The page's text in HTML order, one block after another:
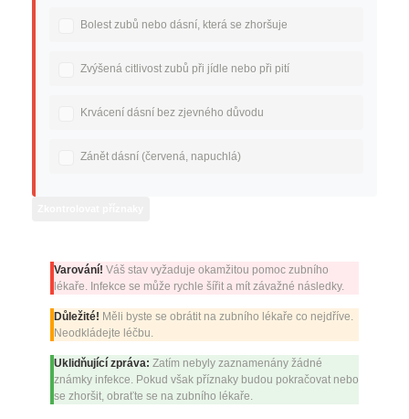
Bolest zubů nebo dásní, která se zhoršuje
Zvýšená citlivost zubů při jídle nebo při pití
Krvácení dásní bez zjevného důvodu
Zánět dásní (červená, napuchlá)
Varování! Váš stav vyžaduje okamžitou pomoc zubního
lékaře. Infekce se může rychle šířit a mít závažné následky.
Důležité! Měli byste se obrátit na zubního lékaře co nejdříve.
Neodkládejte léčbu.
Uklidňující zpráva: Zatím nebyly zaznamenány žádné
známky infekce. Pokud však příznaky budou pokračovat nebo
se zhoršit, obraťte se na zubního lékaře.